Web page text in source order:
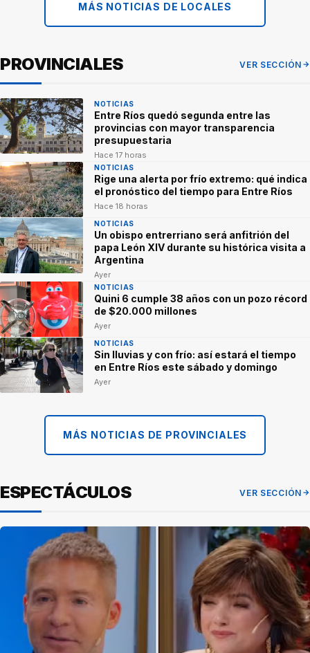
MÁS NOTICIAS DE LOCALES
PROVINCIALES VER SECCIÓN
NOTICIAS
Entre Ríos quedó segunda entre las
provincias con mayor transparencia
presupuestaria
Hace 17 horas
NOTICIAS
Rige una alerta por frío extremo: qué indica
el pronóstico del tiempo para Entre Ríos
Hace 18 horas
NOTICIAS
Un obispo entrerriano será anfitrión del
papa León XIV durante su histórica visita a
Argentina
Ayer
NOTICIAS
Quini 6 cumple 38 años con un pozo récord
de $20.000 millones
Ayer
NOTICIAS
Sin lluvias y con frío: así estará el tiempo
en Entre Ríos este sábado y domingo
Ayer
MÁS NOTICIAS DE PROVINCIALES
ESPECTÁCULOS VER SECCIÓN